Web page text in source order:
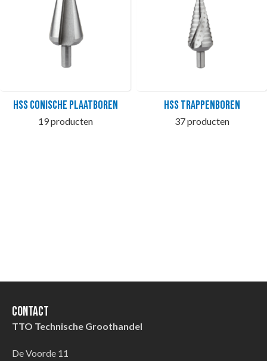
HSS Conische plaatboren
19 producten
HSS Trappenboren
37 producten
Contact
TTO Technische Groothandel
De Voorde 11